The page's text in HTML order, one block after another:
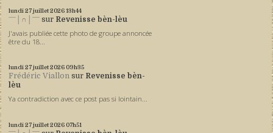
lundi 27juillet 202613h44
ˉˉˉ│∩│ˉˉˉ sur Revenisse bèn-lèu
J'avais publiée cette photo de groupe annoncée
être du 18...
lundi 27juillet 2026 09h35
Frédéric Viallon sur Revenisse bèn-
lèu
Ya contradiction avec ce post pas si lointain...
lundi 27juillet 2026 07h51